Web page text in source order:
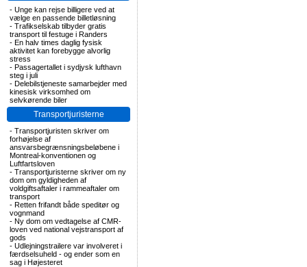
- Unge kan rejse billigere ved at
vælge en passende billetløsning
- Trafikselskab tilbyder gratis
transport til festuge i Randers
- En halv times daglig fysisk
aktivitet kan forebygge alvorlig
stress
- Passagertallet i sydjysk lufthavn
steg i juli
- Delebilstjeneste samarbejder med
kinesisk virksomhed om
selvkørende biler
Transportjuristerne
- Transportjuristen skriver om
forhøjelse af
ansvarsbegrænsningsbeløbene i
Montreal-konventionen og
Luftfartsloven
- Transportjuristerne skriver om ny
dom om gyldigheden af
voldgiftsaftaler i rammeaftaler om
transport
- Retten frifandt både speditør og
vognmand
- Ny dom om vedtagelse af CMR-
loven ved national vejstransport af
gods
- Udlejningstrailere var involveret i
færdselsuheld - og ender som en
sag i Højesteret